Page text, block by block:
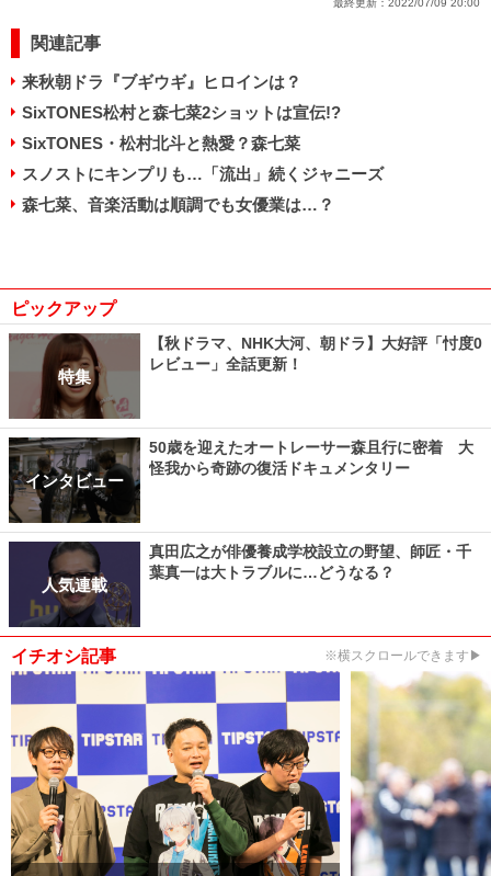
最終更新： 2022/07/09 20:00
関連記事
来秋朝ドラ『ブギウギ』ヒロインは？
SixTONES松村と森七菜2ショットは宣伝!?
SixTONES・松村北斗と熱愛？森七菜
スノストにキンプリも…「流出」続くジャニーズ
森七菜、音楽活動は順調でも女優業は…？
ピックアップ
特集
【秋ドラマ、NHK大河、朝ドラ】大好評「忖度0
レビュー」全話更新！
インタビュー
50歳を迎えたオートレーサー森且行に密着 大
怪我から奇跡の復活ドキュメンタリー
人気連載
真田広之が俳優養成学校設立の野望、師匠・千
葉真一は大トラブルに…どうなる？
イチオシ記事 ※横スクロールできます▶